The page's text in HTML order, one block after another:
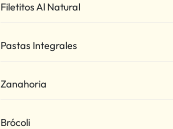
Filetitos Al Natural
Pastas Integrales
Zanahoria
Brócoli